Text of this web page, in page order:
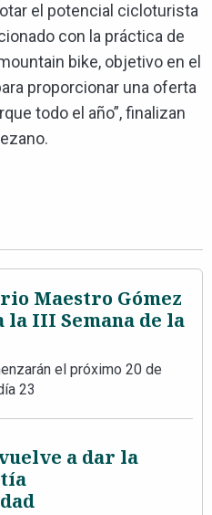
el potencial cicloturista
con la práctica de
bike, objetivo en el
proporcionar una oferta
todo el año”, finalizan
Maestro Gómez
III Semana de la
el próximo 20 de
23
a dar la